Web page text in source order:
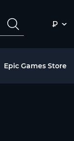
₽
Epic Games Store